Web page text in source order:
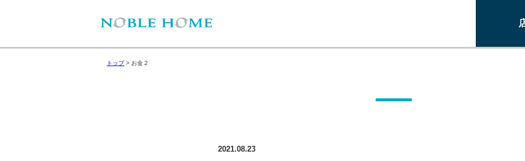
トップ> お金２
2021.08.23